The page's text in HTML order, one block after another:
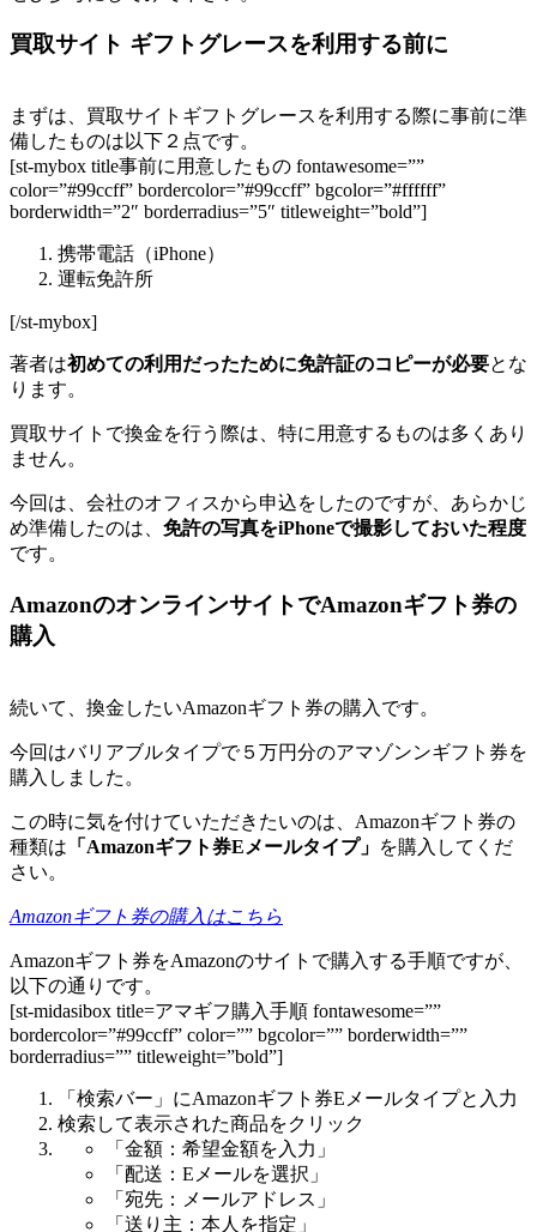
買取サイト ギフトグレースを利用する前に
まずは、買取サイトギフトグレースを利用する際に事前に準
備したものは以下２点です。
[st-mybox title事前に用意したもの fontawesome=””
color=”#99ccff” bordercolor=”#99ccff” bgcolor=”#ffffff”
borderwidth=”2″ borderradius=”5″ titleweight=”bold”]
携帯電話（iPhone）
運転免許所
[/st-mybox]
著者は初めての利用だったために免許証のコピーが必要とな
ります。
買取サイトで換金を行う際は、特に用意するものは多くあり
ません。
今回は、会社のオフィスから申込をしたのですが、あらかじ
め準備したのは、 免許の写真をiPhoneで撮影しておいた程度
です。
AmazonのオンラインサイトでAmazonギフト券の
購入
続いて、換金したいAmazonギフト券の購入です。
今回はバリアブルタイプで５万円分のアマゾンンギフト券を
購入しました。
この時に気を付けていただきたいのは、Amazonギフト券の
種類は 「Amazonギフト券Eメールタイプ」 を購入してくだ
さい。
Amazonギフト券の購入はこちら
Amazonギフト券をAmazonのサイトで購入する手順ですが、
以下の通りです。
[st-midasibox title=アマギフ購入手順 fontawesome=””
bordercolor=”#99ccff” color=”” bgcolor=”” borderwidth=””
borderradius=”” titleweight=”bold”]
「検索バー」にAmazonギフト券Eメールタイプと入力
検索して表示された商品をクリック
「金額：希望金額を入力」
「配送：Eメールを選択」
「宛先：メールアドレス」
「送り主：本人を指定」